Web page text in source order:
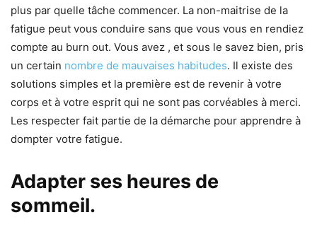
plus par quelle tâche commencer. La non-maitrise de la
fatigue peut vous conduire sans que vous vous en rendiez
compte au burn out. Vous avez , et sous le savez bien, pris
un certain nombre de mauvaises habitudes. Il existe des
solutions simples et la première est de revenir à votre
corps et à votre esprit qui ne sont pas corvéables à merci.
Les respecter fait partie de la démarche pour apprendre à
dompter votre fatigue.
Adapter ses heures de
sommeil.